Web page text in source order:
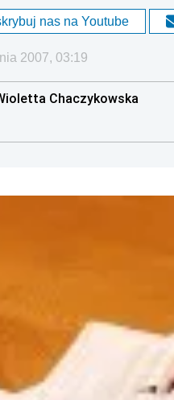
nas na Youtube
2007, 03:19
Chaczykowska